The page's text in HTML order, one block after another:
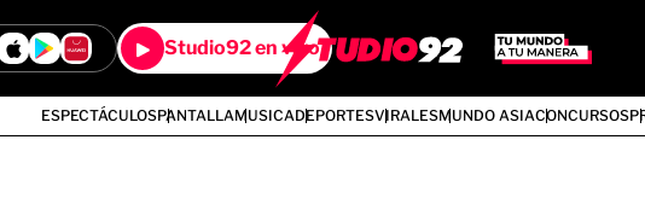
Studio92 en vivo
ESPECTÁCULOSPANTALLAMUSICADEPORTESVIRALESMUNDO ASIACONCURSOS